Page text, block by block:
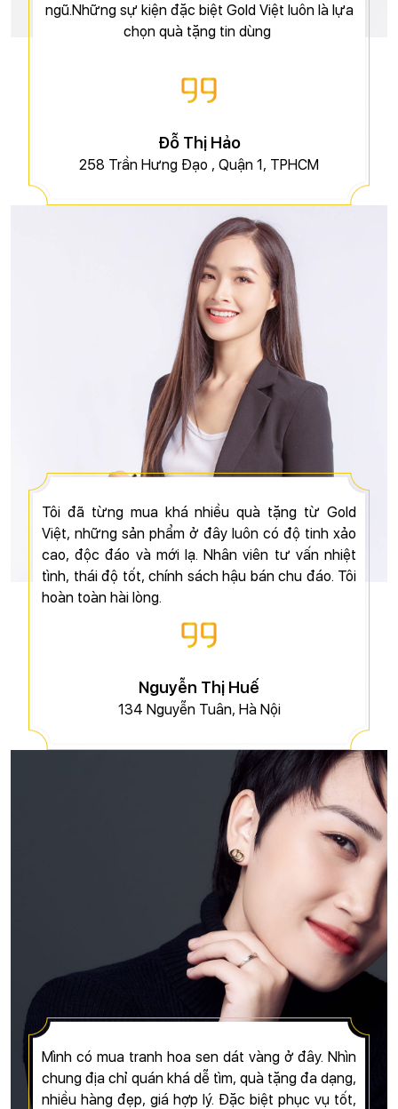
ngũ.Những sự kiện đặc biệt Gold Việt luôn là lựa
chọn quà tặng tin dùng
Đỗ Thị Hảo
258 Trần Hưng Đạo , Quận 1, TPHCM
Tôi đã từng mua khá nhiều quà tặng từ Gold
Việt, những sản phẩm ở đây luôn có độ tinh xảo
cao, độc đáo và mới lạ. Nhân viên tư vấn nhiệt
tình, thái độ tốt, chính sách hậu bán chu đáo. Tôi
hoàn toàn hài lòng.
Nguyễn Thị Huế
134 Nguyễn Tuân, Hà Nội
Mình có mua tranh hoa sen dát vàng ở đây. Nhìn
chung địa chỉ quán khá dễ tìm, quà tặng đa dạng,
nhiều hàng đẹp, giá hợp lý. Đặc biệt phục vụ tốt,